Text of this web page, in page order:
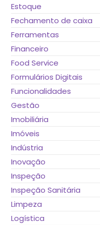
Estoque
Fechamento de caixa
Ferramentas
Financeiro
Food Service
Formulários Digitais
Funcionalidades
Gestão
Imobiliária
Imóveis
Indústria
Inovação
Inspeção
Inspeção Sanitária
Limpeza
Logística